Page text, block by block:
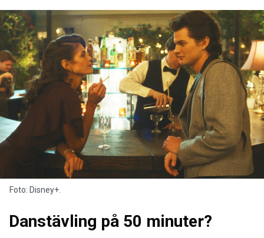
Foto: Disney+.
Danstävling på 50 minuter?